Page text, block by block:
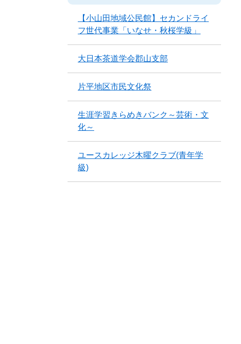
【小山田地域公民館】セカンドライ
フ世代事業「いなせ・秋桜学級」
大日本茶道学会郡山支部
片平地区市民文化祭
生涯学習きらめきバンク～芸術・文
化～
ユースカレッジ木曜クラブ(青年学
級)